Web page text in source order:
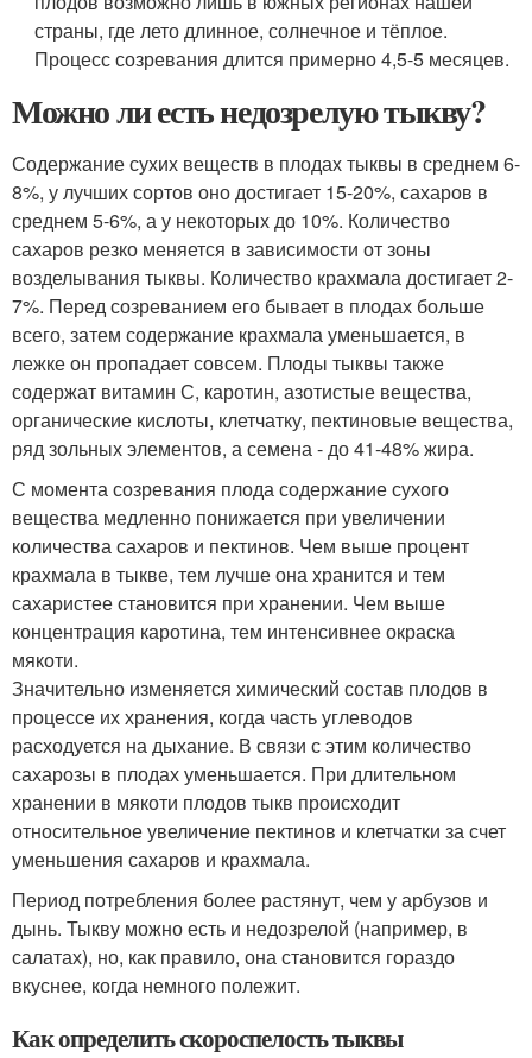
страны, где лето длинное, солнечное и тёплое.
Процесс созревания длится примерно 4,5-5 месяцев.
Можно ли есть недозрелую тыкву?
Содержание сухих веществ в плодах тыквы в среднем 6-
8%, у лучших сортов оно достигает 15-20%, сахаров в
среднем 5-6%, а у некоторых до 10%. Количество
сахаров резко меняется в зависимости от зоны
возделывания тыквы. Количество крахмала достигает 2-
7%. Перед созреванием его бывает в плодах больше
всего, затем содержание крахмала уменьшается, в
лежке он пропадает совсем. Плоды тыквы также
содержат витамин С, каротин, азотистые вещества,
органические кислоты, клетчатку, пектиновые вещества,
ряд зольных элементов, а семена - до 41-48% жира.
С момента созревания плода содержание сухого
вещества медленно понижается при увеличении
количества сахаров и пектинов. Чем выше процент
крахмала в тыкве, тем лучше она хранится и тем
сахаристее становится при хранении. Чем выше
концентрация каротина, тем интенсивнее окраска
мякоти.
Значительно изменяется химический состав плодов в
процессе их хранения, когда часть углеводов
расходуется на дыхание. В связи с этим количество
сахарозы в плодах уменьшается. При длительном
хранении в мякоти плодов тыкв происходит
относительное увеличение пектинов и клетчатки за счет
уменьшения сахаров и крахмала.
Период потребления более растянут, чем у арбузов и
дынь. Тыкву можно есть и недозрелой (например, в
салатах), но, как правило, она становится гораздо
вкуснее, когда немного полежит.
Как определить скороспелость тыквы